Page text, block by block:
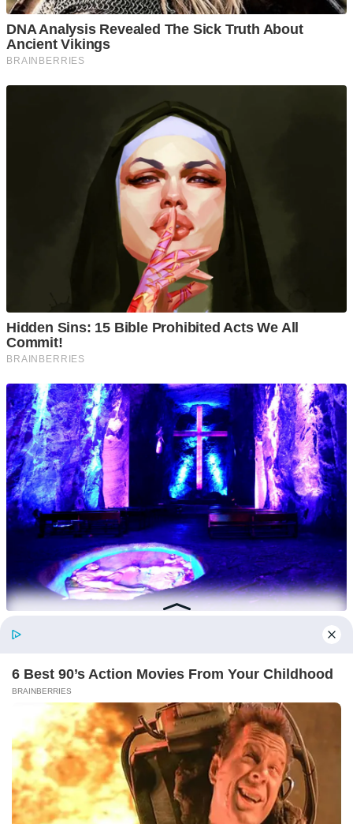
←Pengambilan banyak jawatan kosong di UNITEN:
Permohonan dibuka sehingga 27 Julai 2022
Harga rumah serendah RM30,000 sebuah: Ini syarat-syarat &
cara memohon Rumah PPR Dimiliki
→
You May Also Like